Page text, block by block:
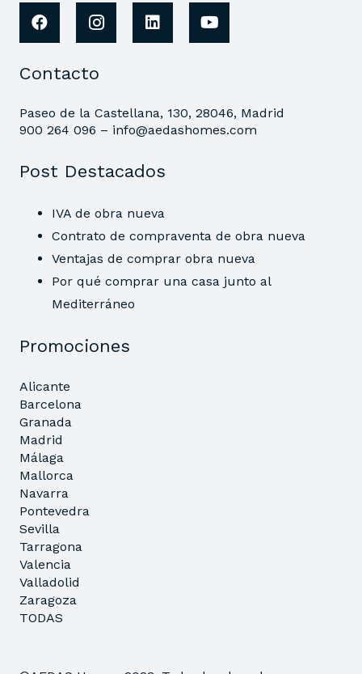
Contacto
Paseo de la Castellana, 130, 28046, Madrid
900 264 096 – info@aedashomes.com
Post Destacados
IVA de obra nueva
Contrato de compraventa de obra nueva
Ventajas de comprar obra nueva
Por qué comprar una casa junto al
Mediterráneo
Promociones
Alicante
Barcelona
Granada
Madrid
Málaga
Mallorca
Navarra
Pontevedra
Sevilla
Tarragona
Valencia
Valladolid
Zaragoza
TODAS